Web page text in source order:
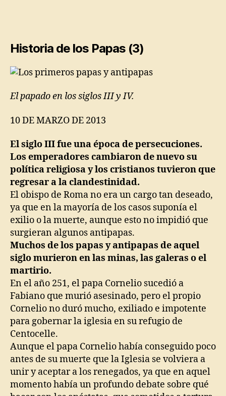
Historia de los Papas (3)
El papado en los siglos III y IV.
10 DE MARZO DE 2013
El siglo III fue una época de persecuciones.
Los emperadores cambiaron de nuevo su
política religiosa y los cristianos tuvieron que
regresar a la clandestinidad.
El obispo de Roma no era un cargo tan deseado,
ya que en la mayoría de los casos suponía el
exilio o la muerte, aunque esto no impidió que
surgieran algunos antipapas.
Muchos de los papas y antipapas de aquel
siglo murieron en las minas, las galeras o el
martirio.
En el año 251, el papa Cornelio sucedió a
Fabiano que murió asesinado, pero el propio
Cornelio no duró mucho, exiliado e impotente
para gobernar la iglesia en su refugio de
Centocelle.
Aunque el papa Cornelio había conseguido poco
antes de su muerte que la Iglesia se volviera a
unir y aceptar a los renegados, ya que en aquel
momento había un profundo debate sobre qué